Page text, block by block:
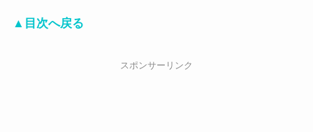
▲目次へ戻る
スポンサーリンク